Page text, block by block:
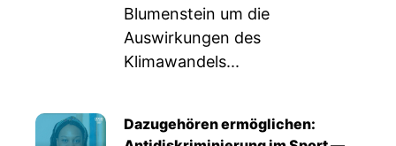
Blumenstein um die
Auswirkungen des
Klimawandels...
Dazugehören ermöglichen: